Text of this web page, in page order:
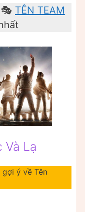
TÊN TEAM
Và Lạ
gợi ý về Tên